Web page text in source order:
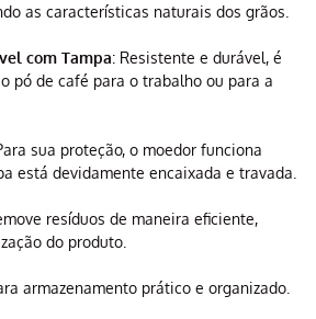
as características naturais dos grãos.
com Tampa: Resistente e durável, é
pó de café para o trabalho ou para a
sua proteção, o moedor funciona
está devidamente encaixada e travada.
resíduos de maneira eficiente,
do produto.
armazenamento prático e organizado.